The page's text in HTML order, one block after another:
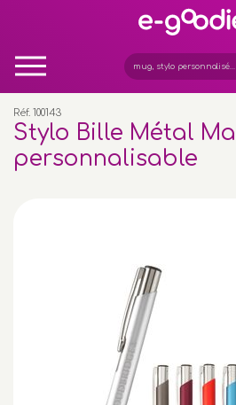
Réf. 100143
Stylo Bille Métal
personnalisable